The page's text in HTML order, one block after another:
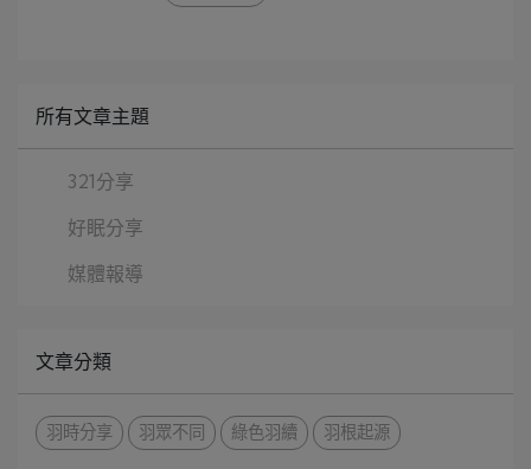
所有文章主題
321分享
好眠分享
媒體報導
文章分類
羽時分享 羽眾不同 綠色羽續 羽根起源